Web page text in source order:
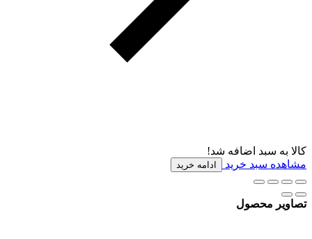
کالا به سبد اضافه شد!
مشاهده سبد خرید
ادامه خرید
تصاویر محصول